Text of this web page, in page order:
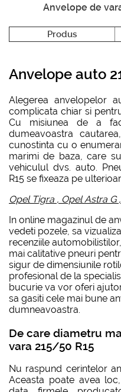
Anvelope de
Produs
Anvelope auto
Alegerea anvelopelor
complicata chiar si
Cu misiunea de a
dumeavoastra
cunostinta cu o
marimi de baza, care
vehiculul dvs. auto.
R15 se fixeaza pe
Opel Tigra , Opel Astra G,
In online magazinul de
vedeti pozele, sa
recenziile
mai calitative pneuri
sigur de dimensiunile
profesional de la
bucurie va vor oferi
sa gasiti cele mai bune
dumneavoastra.
De care diametru
vara 215/50 R15
Nu raspund cerintelor
Aceasta poate avea